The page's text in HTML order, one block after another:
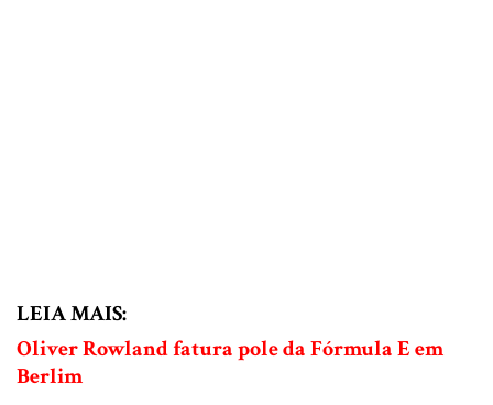
LEIA MAIS:
Oliver Rowland fatura pole da Fórmula E em
Berlim